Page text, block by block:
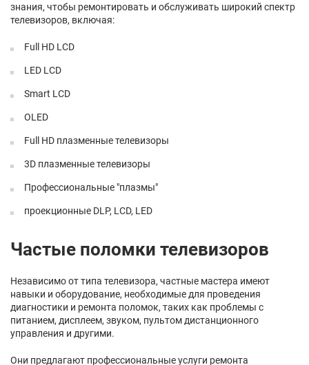
знания, чтобы ремонтировать и обслуживать широкий спектр
телевизоров, включая:
Full HD LCD
LED LCD
Smart LCD
OLED
Full HD плазменные телевизоры
3D плазменные телевизоры
Профессиональные "плазмы"
проекционные DLP, LCD, LED
Частые поломки телевизоров
Независимо от типа телевизора, частные мастера имеют
навыки и оборудование, необходимые для проведения
диагностики и ремонта поломок, таких как проблемы с
питанием, дисплеем, звуком, пультом дистанционного
управления и другими.
Они предлагают профессиональные услуги ремонта